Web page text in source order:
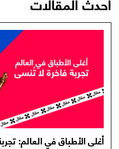
أغلى الأطباق في العالم: